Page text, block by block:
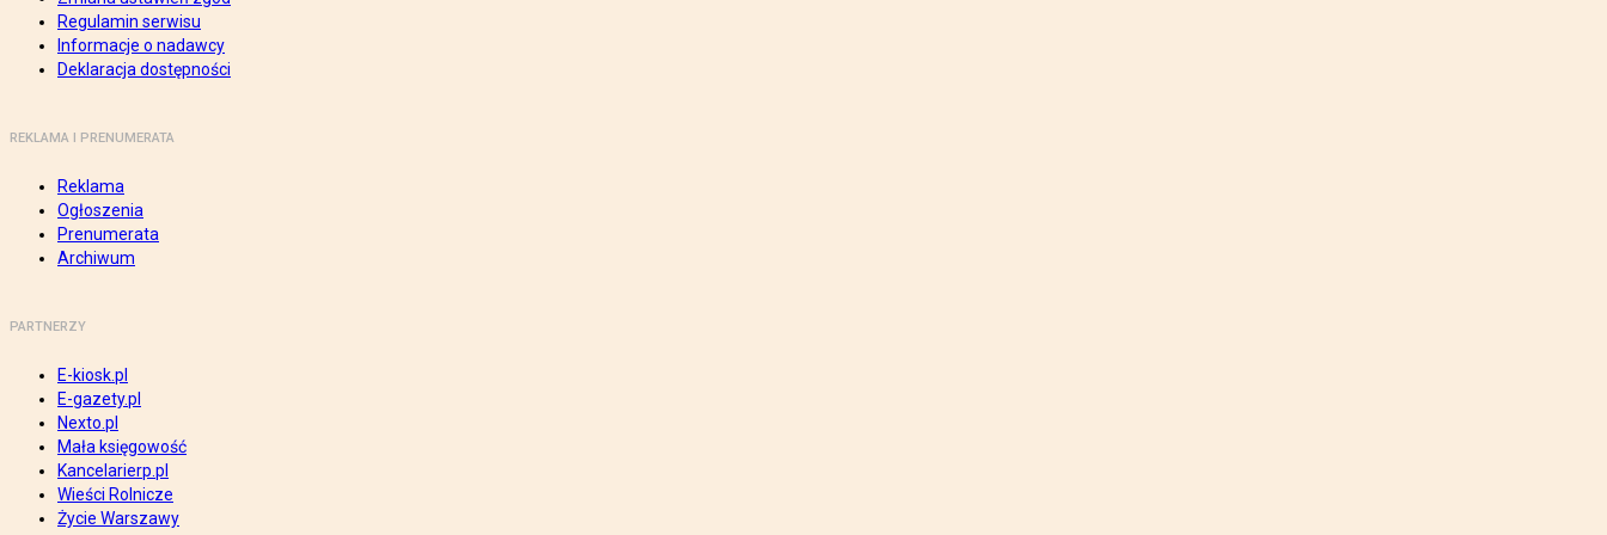
Regulamin serwisu
Informacje o nadawcy
Deklaracja dostępności
REKLAMA I PRENUMERATA
Reklama
Ogłoszenia
Prenumerata
Archiwum
PARTNERZY
E-kiosk.pl
E-gazety.pl
Nexto.pl
Mała księgowość
Kancelarierp.pl
Wieści Rolnicze
Życie Warszawy